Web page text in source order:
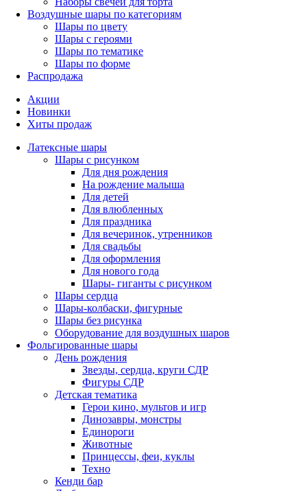
Воздушные шары по категориям
Шары по цвету
Шары с героями
Шары по тематике
Шары по форме
Распродажа
Акции
Новинки
Хиты продаж
Латексные шары
Шары с рисунком
Для дня рождения
На рождение малыша
Для детей
Для влюбленных
Для праздника
Для вечеринок, утренников
Для свадьбы
Для оформления
Для нового года
Шары- гиганты с рисунком
Шары сердца
Шары-колбаски, фигурные
Шары без рисунка
Оборудование для воздушных шаров
Фольгированные шары
День рождения
Звезды, сердца, круги СДР
Фигуры СДР
Детская тематика
Герои кино, мультов и игр
Динозавры, монстры
Единороги
Животные
Принцессы, феи, куклы
Техно
Кенди бар